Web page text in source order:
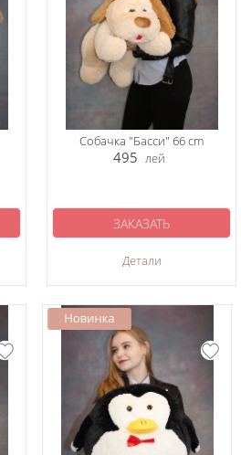
Собачка "Басси" 66 cm
495 лей
Детали
ЗАКАЗАТЬ